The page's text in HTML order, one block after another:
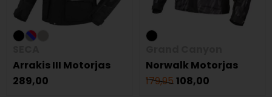
Arrakis III Motorjas
289,00
Norwalk Motorjas
179,95 108,00